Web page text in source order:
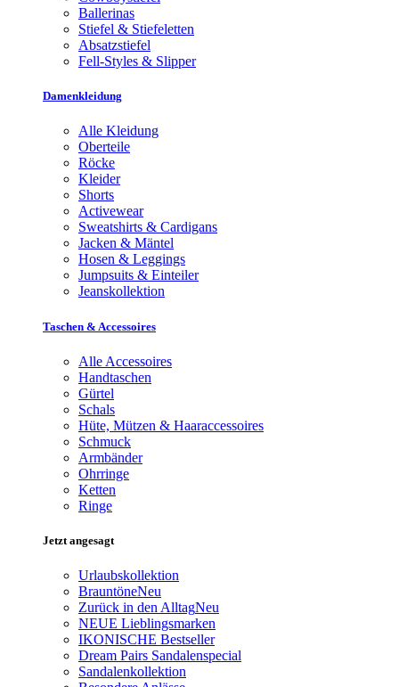
Ballerinas
Stiefel & Stiefeletten
Absatzstiefel
Fell-Styles & Slipper
Damenkleidung
Alle Kleidung
Oberteile
Röcke
Kleider
Shorts
Activewear
Sweatshirts & Cardigans
Jacken & Mäntel
Hosen & Leggings
Jumpsuits & Einteiler
Jeanskollektion
Taschen & Accessoires
Alle Accessoires
Handtaschen
Gürtel
Schals
Hüte, Mützen & Haaraccessoires
Schmuck
Armbänder
Ohrringe
Ketten
Ringe
Jetzt angesagt
Urlaubskollektion
BrauntöneNeu
Zurück in den AlltagNeu
NEUE Lieblingsmarken
IKONISCHE Bestseller
Dream Pairs Sandalenspecial
Sandalenkollektion